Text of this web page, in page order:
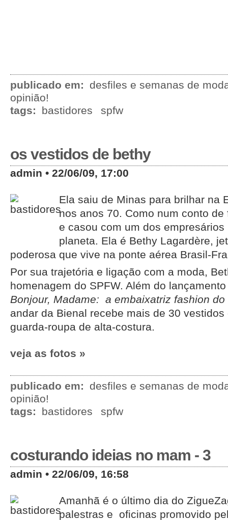
publicado em:
desfiles e semanas de
opinião!
tags:
bastidores spfw
os vestidos de bethy
admin • 22/06/09, 17:00
Ela saiu de Minas para brilhar na
nos anos 70. Como num conto
e casou com um dos
planeta. Ela é Bethy Lagardère,
poderosa que vive na ponte aérea Brasil-
Por sua trajetória e ligação com a moda,
homenagem do SPFW. Além do
Bonjour, Madame: a embaixatriz fashion do
andar da Bienal recebe mais de 30
guarda-roupa de alta-costura.
veja as fotos »
publicado em:
desfiles e semanas de
opinião!
tags:
bastidores spfw
costurando ideias no mam - 3
admin • 22/06/09, 16:58
Amanhã é o último dia do
palestras e oficinas promovido